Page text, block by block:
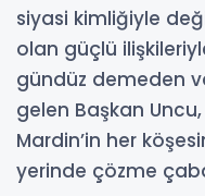
siyasi kimliğiyle
olan güçlü
gündüz demeden
gelen Başkan
Mardin’in her
yerinde çözme